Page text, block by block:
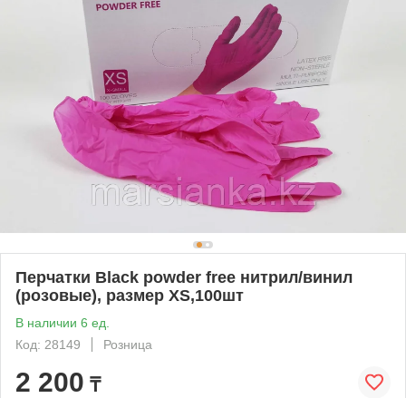
Перчатки Black powder free нитрил/винил
(розовые), размер XS,100шт
В наличии 6 ед.
Код: 28149
Розница
2 200 ₸